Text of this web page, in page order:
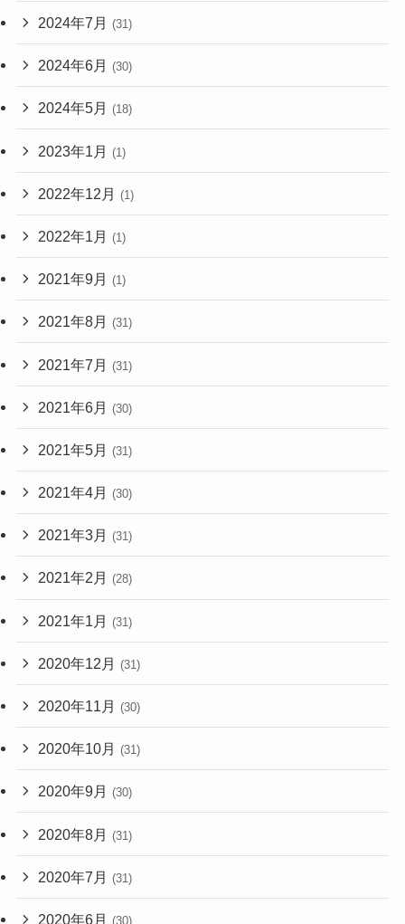
2024年7月 (31)
2024年6月 (30)
2024年5月 (18)
2023年1月 (1)
2022年12月 (1)
2022年1月 (1)
2021年9月 (1)
2021年8月 (31)
2021年7月 (31)
2021年6月 (30)
2021年5月 (31)
2021年4月 (30)
2021年3月 (31)
2021年2月 (28)
2021年1月 (31)
2020年12月 (31)
2020年11月 (30)
2020年10月 (31)
2020年9月 (30)
2020年8月 (31)
2020年7月 (31)
2020年6月 (30)